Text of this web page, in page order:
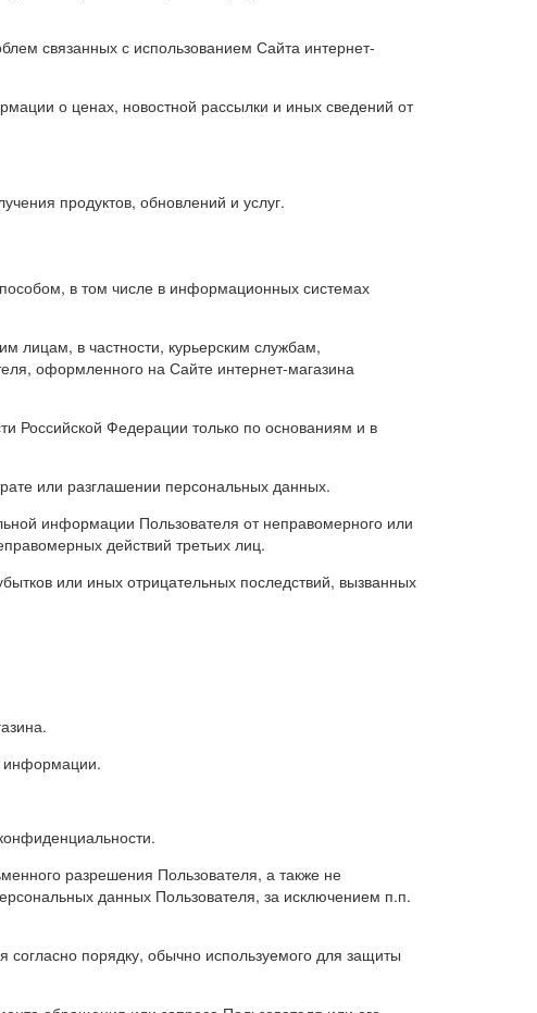
связанных с использованием Сайта интернет-
о ценах, новостной рассылки и иных сведений от
продуктов, обновлений и услуг.
в том числе в информационных системах
лицам, в частности, курьерским службам,
оформленного на Сайте интернет-магазина
Российской Федерации только по основаниям и в
или разглашении персональных данных.
информации Пользователя от неправомерного или
действий третьих лиц.
или иных отрицательных последствий, вызванных
информации.
разрешения Пользователя, а также не
данных Пользователя, за исключением п.п.
порядку, обычно используемого для защиты